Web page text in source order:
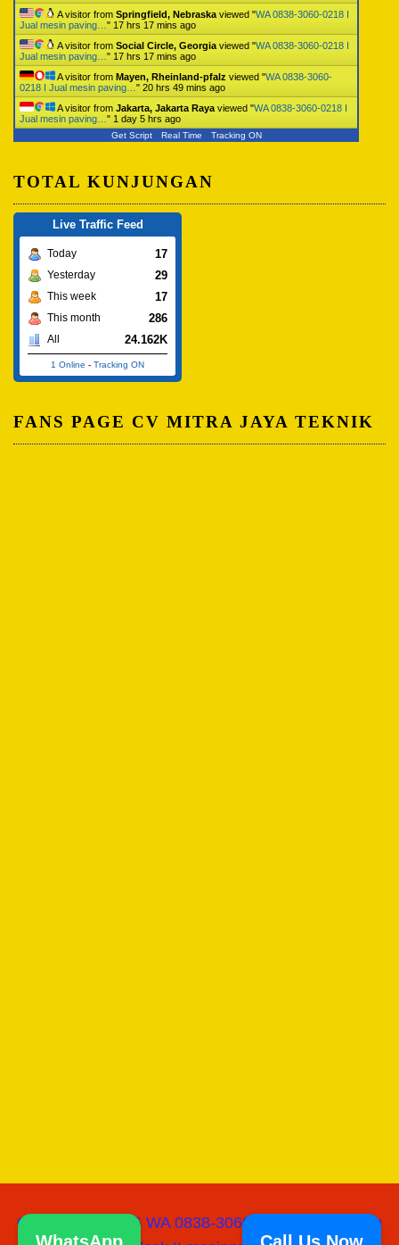
A visitor from Springfield, Nebraska viewed "WA 0838-3060-0218 I
Jual mesin paving… " 17 hrs 17 mins ago
A visitor from Social Circle, Georgia viewed "WA 0838-3060-0218 I
Jual mesin paving… " 17 hrs 17 mins ago
A visitor from Mayen, Rheinland-pfalz viewed "WA 0838-3060-
0218 I Jual mesin paving… " 20 hrs 49 mins ago
A visitor from Jakarta, Jakarta Raya viewed "WA 0838-3060-0218 I
Jual mesin paving… " 1 day 5 hrs ago
Get Script Real Time Tracking ON
TOTAL KUNJUNGAN
Live Traffic Feed
Today 17
Yesterday 29
This week 17
This month 286
All 24.162K
1 Online - Tracking ON
FANS PAGE CV MITRA JAYA TEKNIK
Copyright © 2026 WA 0838-3060-0218 I Jual Mesin